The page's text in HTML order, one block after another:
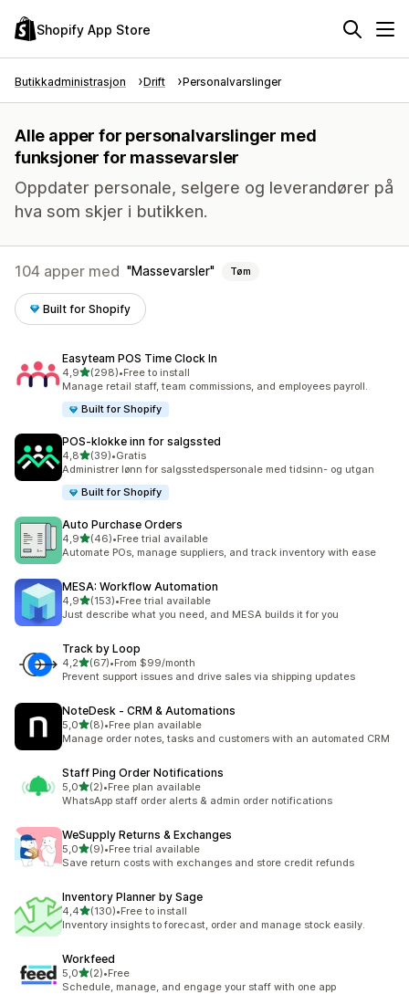
Shopify App Store
Butikkadministrasjon Drift Personalvarslinger
Alle apper for personalvarslinger med
funksjoner for massevarsler
Oppdater personale, selgere og leverandører på
hva som skjer i butikken.
104 apper med Massevarsler Tøm
Built for Shopify
Easyteam POS Time Clock In
4,9av 5 stjerner
(298)
Totalt 298 omtaler
•Free to install
Manage retail staff, team commissions, and employees payroll.
Built for Shopify
POS‑klokke inn for salgssted
4,8av 5 stjerner
(39)
Totalt 39 omtaler
•Gratis
Administrer lønn for salgsstedspersonale med tidsinn- og utgan
Built for Shopify
Auto Purchase Orders
4,9av 5 stjerner
(46)
Totalt 46 omtaler
•Free trial available
Automate POs, manage suppliers, and track inventory with ease
MESA: Workflow Automation
4,9av 5 stjerner
(153)
Totalt 153 omtaler
•Free trial available
Just describe what you need, and MESA builds it for you
Track by Loop
4,2av 5 stjerner
(67)
Totalt 67 omtaler
•From $99/month
Prevent support issues and drive sales via shipping updates
NoteDesk ‑ CRM & Automations
5,0av 5 stjerner
(8)
Totalt 8 omtaler
•Free plan available
Manage order notes, tasks and customers with an automated CRM
Staff Ping Order Notifications
5,0av 5 stjerner
(2)
Totalt 2 omtaler
•Free plan available
WhatsApp staff order alerts & admin order notifications
WeSupply Returns & Exchanges
5,0av 5 stjerner
(9)
Totalt 9 omtaler
•Free trial available
Save return costs with exchanges and store credit refunds
Inventory Planner by Sage
4,4av 5 stjerner
(130)
Totalt 130 omtaler
•Free to install
Inventory insights to forecast, order and manage stock easily.
Workfeed
5,0av 5 stjerner
(2)
Totalt 2 omtaler
•Free
Schedule, manage, and engage your staff with one app